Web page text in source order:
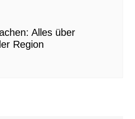
Alles über
Region